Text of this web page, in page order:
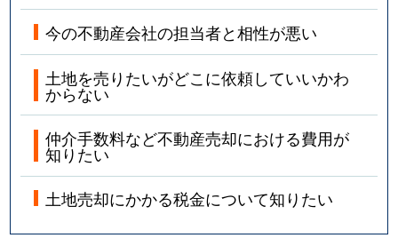
今の不動産会社の担当者と相性が悪い
土地を売りたいがどこに依頼していいかわ
からない
仲介手数料など不動産売却における費用が
知りたい
土地売却にかかる税金について知りたい